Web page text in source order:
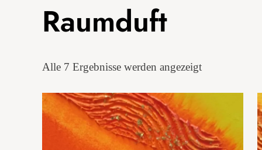
Raumduft
Alle 7 Ergebnisse werden angezeigtNach